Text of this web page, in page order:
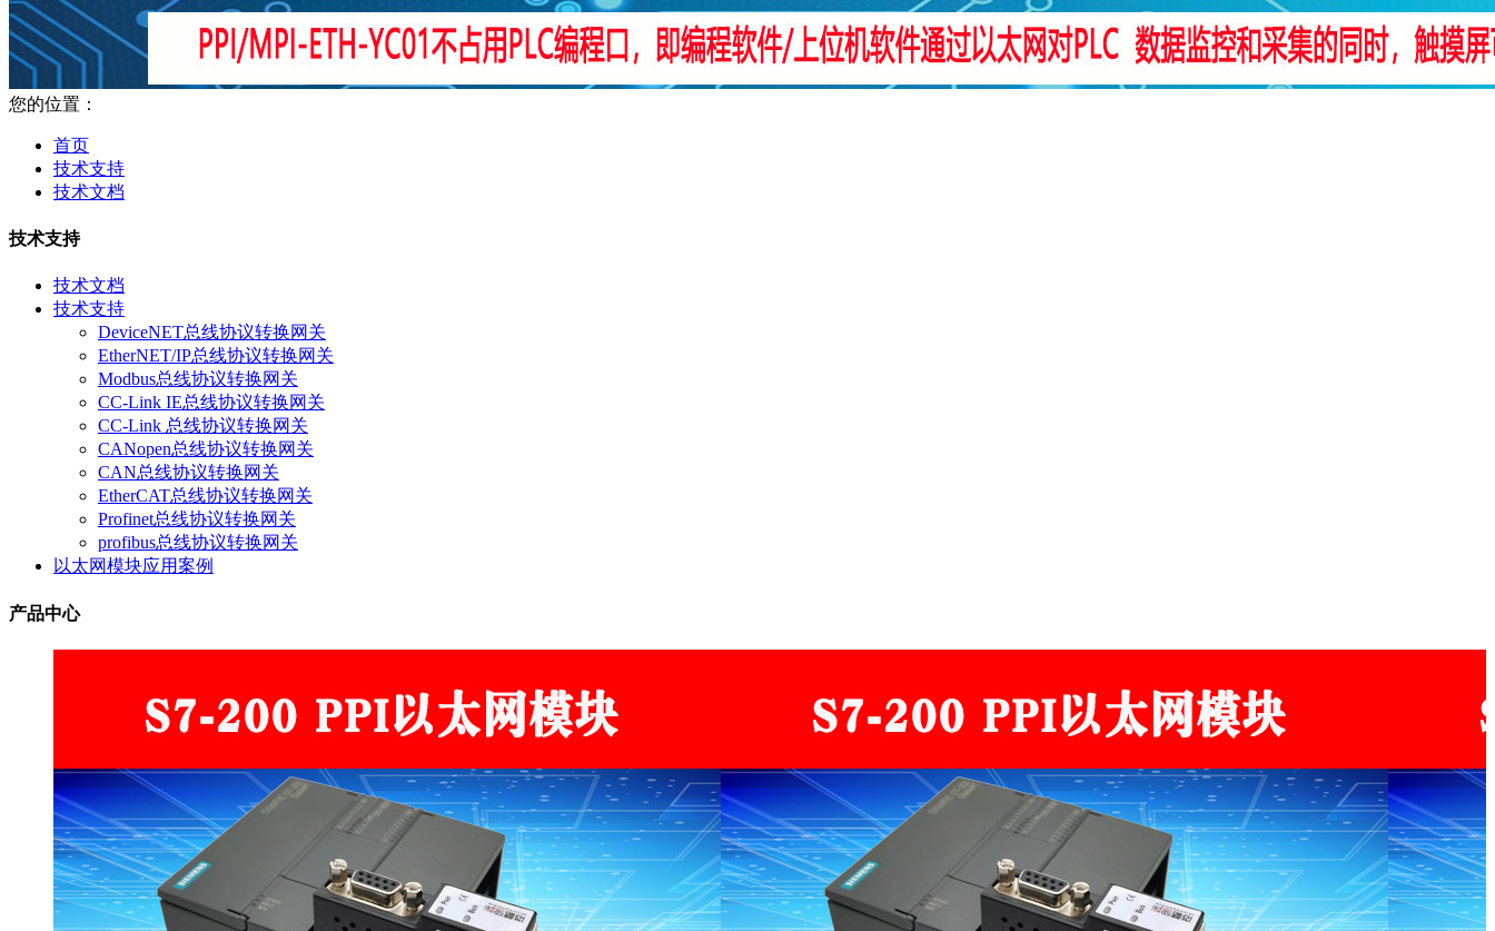
您的位置：
首页
技术支持
技术文档
技术支持
技术文档
技术支持
DeviceNET总线协议转换网关
EtherNET/IP总线协议转换网关
Modbus总线协议转换网关
CC-Link IE总线协议转换网关
CC-Link 总线协议转换网关
CANopen总线协议转换网关
CAN总线协议转换网关
EtherCAT总线协议转换网关
Profinet总线协议转换网关
profibus总线协议转换网关
以太网模块应用案例
产品中心